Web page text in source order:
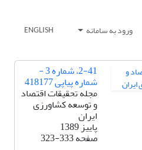
ورود به سامانه ENGLISH
2-41، شماره 3 -
شماره پیاپی 418177
مجله تحقیقات اقتصاد
و توسعه کشاورزی
ایران
پاییز 1389
صفحه323-333